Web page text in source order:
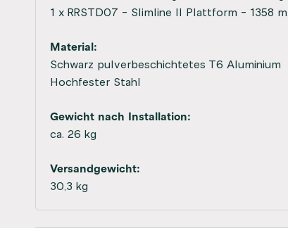
1 x RRSTD07 - Slimline II Plattform - 1358
Material:
Schwarz pulverbeschichtetes T6 Aluminium
Hochfester Stahl
Gewicht nach Installation:
ca. 26 kg
Versandgewicht:
30,3 kg